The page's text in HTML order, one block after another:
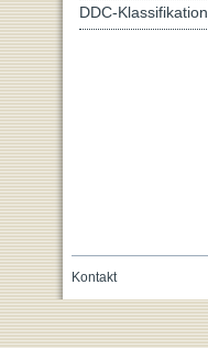
DDC-Klassifikation
Kontakt